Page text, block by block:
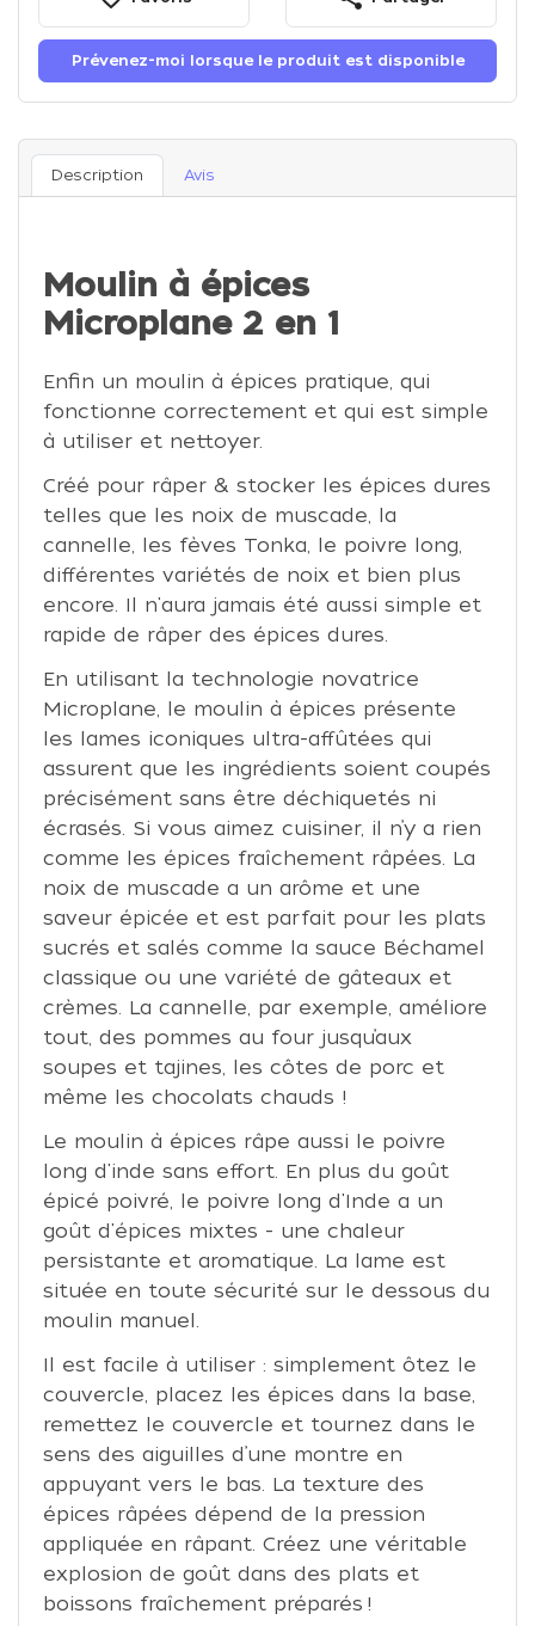
Prévenez-moi lorsque le produit est disponible
Description Avis
Moulin à épices
Microplane 2 en 1
Enfin un moulin à épices pratique, qui
fonctionne correctement et qui est simple
à utiliser et nettoyer.
Créé pour râper & stocker les épices dures
telles que les noix de muscade, la
cannelle, les fèves Tonka, le poivre long,
différentes variétés de noix et bien plus
encore. Il n'aura jamais été aussi simple et
rapide de râper des épices dures.
En utilisant la technologie novatrice
Microplane, le moulin à épices présente
les lames iconiques ultra-affûtées qui
assurent que les ingrédients soient coupés
précisément sans être déchiquetés ni
écrasés. Si vous aimez cuisiner, il n’y a rien
comme les épices fraîchement râpées. La
noix de muscade a un arôme et une
saveur épicée et est parfait pour les plats
sucrés et salés comme la sauce Béchamel
classique ou une variété de gâteaux et
crèmes. La cannelle, par exemple, améliore
tout, des pommes au four jusqu’aux
soupes et tajines, les côtes de porc et
même les chocolats chauds !
Le moulin à épices râpe aussi le poivre
long d'inde sans effort. En plus du goût
épicé poivré, le poivre long d'Inde a un
goût d'épices mixtes - une chaleur
persistante et aromatique. La lame est
située en toute sécurité sur le dessous du
moulin manuel.
Il est facile à utiliser : simplement ôtez le
couvercle, placez les épices dans la base,
remettez le couvercle et tournez dans le
sens des aiguilles d’une montre en
appuyant vers le bas. La texture des
épices râpées dépend de la pression
appliquée en râpant. Créez une véritable
explosion de goût dans des plats et
boissons fraîchement préparés !